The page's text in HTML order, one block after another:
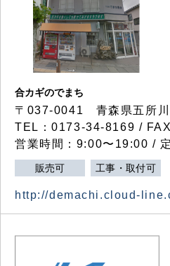
合カギのでまち
〒037-0041 青森県五所
TEL：0173-34-8169 /
営業時間：9:00〜19:00 /
販売可 工事・取付可
http://demachi.cloud-